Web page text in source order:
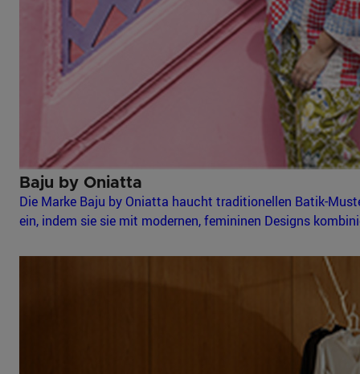
Baju by Oniatta
Die Marke Baju by Oniatta haucht traditionellen Batik-
ein, indem sie sie mit modernen, femininen Designs